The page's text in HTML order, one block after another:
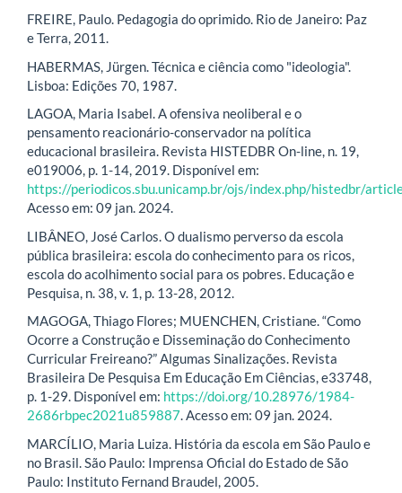
FREIRE, Paulo. Pedagogia do oprimido. Rio de Janeiro: Paz
e Terra, 2011.
HABERMAS, Jürgen. Técnica e ciência como "ideologia".
Lisboa: Edições 70, 1987.
LAGOA, Maria Isabel. A ofensiva neoliberal e o
pensamento reacionário-conservador na política
educacional brasileira. Revista HISTEDBR On-line, n. 19,
e019006, p. 1-14, 2019. Disponível em:
https://periodicos.sbu.unicamp.br/ojs/index.php/histedbr/
Acesso em: 09 jan. 2024.
LIBÂNEO, José Carlos. O dualismo perverso da escola
pública brasileira: escola do conhecimento para os ricos,
escola do acolhimento social para os pobres. Educação e
Pesquisa, n. 38, v. 1, p. 13-28, 2012.
MAGOGA, Thiago Flores; MUENCHEN, Cristiane. “Como
Ocorre a Construção e Disseminação do Conhecimento
Curricular Freireano?” Algumas Sinalizações. Revista
Brasileira De Pesquisa Em Educação Em Ciências, e33748,
p. 1-29. Disponível em: https://doi.org/10.28976/1984-
2686rbpec2021u859887. Acesso em: 09 jan. 2024.
MARCÍLIO, Maria Luiza. História da escola em São Paulo e
no Brasil. São Paulo: Imprensa Oficial do Estado de São
Paulo: Instituto Fernand Braudel, 2005.